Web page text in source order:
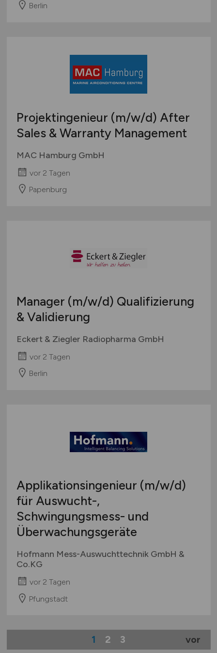
Berlin
Projektingenieur (m/w/d) After
Sales & Warranty Management
MAC Hamburg GmbH
vor 2 Tagen
Papenburg
Manager (m/w/d) Qualifizierung
& Validierung
Eckert & Ziegler Radiopharma GmbH
vor 2 Tagen
Berlin
Applikationsingenieur (m/w/d)
für Auswucht-,
Schwingungsmess- und
Überwachungsgeräte
Hofmann Mess-Auswuchttechnik GmbH &
Co.KG
vor 2 Tagen
Pfungstadt
1 2 3 vor